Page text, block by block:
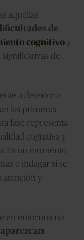
aquellas
de
cognitivo y
de
a deterioro
las primeras
fase representa
cognitiva y
Es un momento
e indagar si se
atención y
en entornos no
aparezcan